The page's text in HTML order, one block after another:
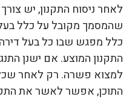
לאחר ניסוח התקנון, יש
שהמסמך מקובל על כלל
כלל מפגש שבו כל בעל
התקנון המוצע. אם ישנן
למצוא פשרה. רק לאחר שכל
התוכן, אפשר לאשר את